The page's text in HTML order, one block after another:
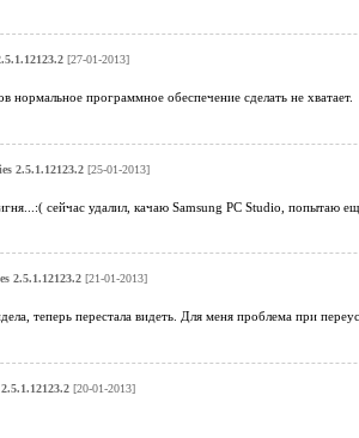
[27-01-2013]
нормальное программное обеспечение сделать не хватает.
2.5.1.12123.2[25-01-2013]
сейчас удалил, качаю Samsung PC Studio, попытаю ещё
2.5.1.12123.2[21-01-2013]
теперь перестала видеть. Для меня проблема при
[20-01-2013]